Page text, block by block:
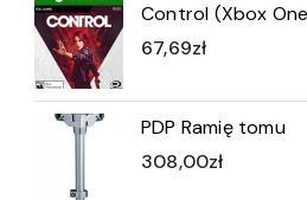
Control (Xbox
67,69zł
PDP Ramię tomu
308,00zł